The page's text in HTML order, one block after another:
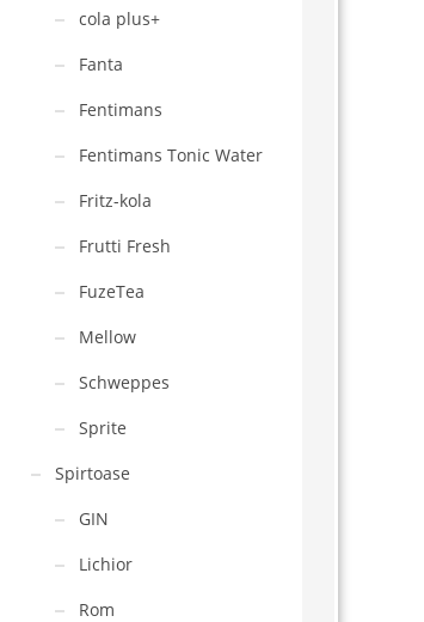
cola plus+
Fanta
Fentimans
Fentimans Tonic Water
Fritz-kola
Frutti Fresh
FuzeTea
Mellow
Schweppes
Sprite
Spirtoase
GIN
Lichior
Rom